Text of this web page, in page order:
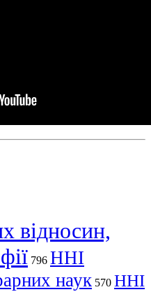
відносин,
796 ННІ
наук 570 ННІ